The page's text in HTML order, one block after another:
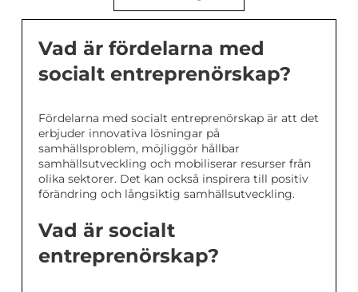
Vad är fördelarna med
socialt entreprenörskap?
Fördelarna med socialt entreprenörskap är att det
erbjuder innovativa lösningar på
samhällsproblem, möjliggör hållbar
samhällsutveckling och mobiliserar resurser från
olika sektorer. Det kan också inspirera till positiv
förändring och långsiktig samhällsutveckling.
Vad är socialt
entreprenörskap?